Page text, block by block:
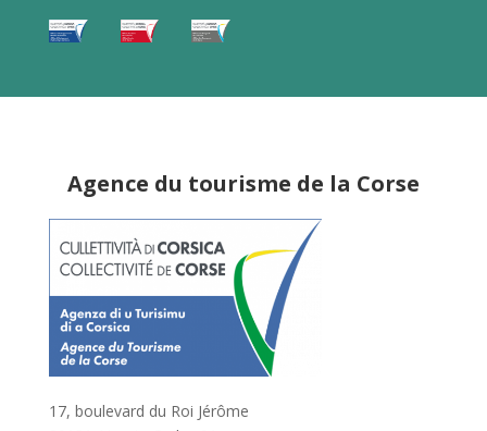
Agence du tourisme de la Corse
17, boulevard du Roi Jérôme